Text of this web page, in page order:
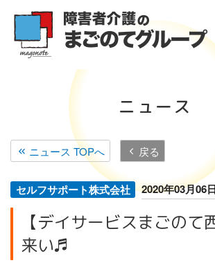
サービス別 一覧
地域別 一覧
会社別 一覧
会社案内
ニュース
ニュース TOPへ 戻る
セルフサポート株式会社 2020年03月06日
【デイサービスまごのて
来い♬